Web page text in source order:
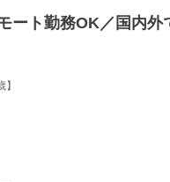
ート勤務OK／国内外